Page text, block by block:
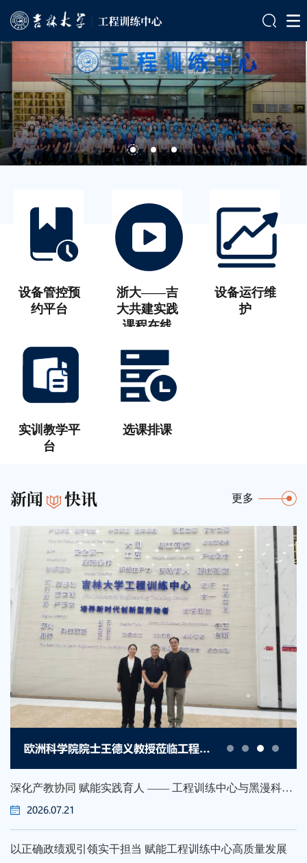
设备管控预
约平台
浙大——吉
大共建实践
课程在线
设备运行维
护
实训教学平
台
选课排课
新闻 快讯 更多
欧洲科学院院士王德义教授莅临工程训练中心参观指导
深化产教协同 赋能实践育人 —— 工程训练中心与黑漫科技共建灵巧手产教融合联合实验室
2026.07.21
以正确政绩观引领实干担当 赋能工程训练中心高质量发展